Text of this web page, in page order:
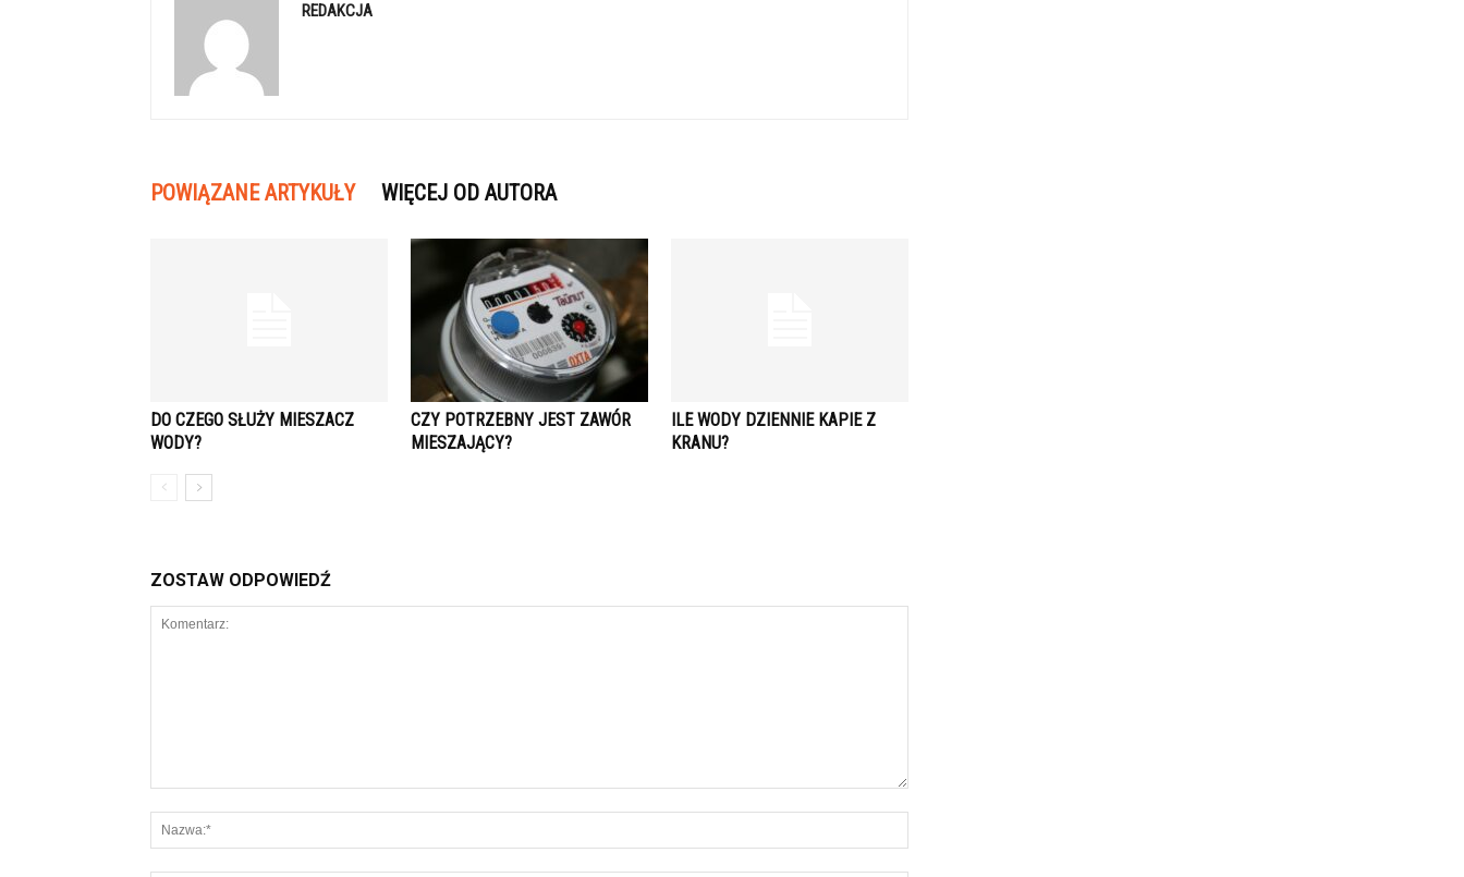
REDAKCJA
POWIĄZANE ARTYKUŁY WIĘCEJ OD AUTORA
DO CZEGO SŁUŻY MIESZACZ
WODY?
CZY POTRZEBNY JEST ZAWÓR
MIESZAJĄCY?
ILE WODY DZIENNIE KAPIE Z
KRANU?
ZOSTAW ODPOWIEDŹ